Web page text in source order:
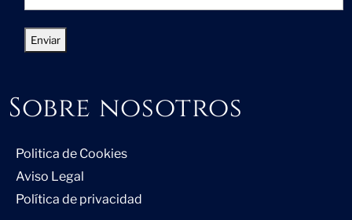
Sobre nosotros
Politica de Cookies
Aviso Legal
Política de privacidad